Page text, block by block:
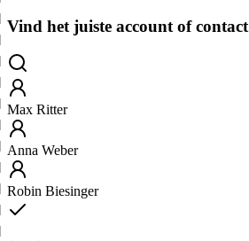
Vind het juiste account of contact
Max Ritter
Anna Weber
Robin Biesinger